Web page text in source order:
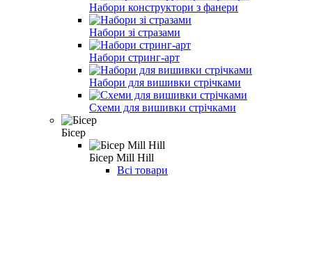
Набори конструктори з фанери
Набори зі стразами
Набори стринг-арт
Набори для вишивки стрічками
Схеми для вишивки стрічками
Бісер
Бісер Mill Hill
Всі товари